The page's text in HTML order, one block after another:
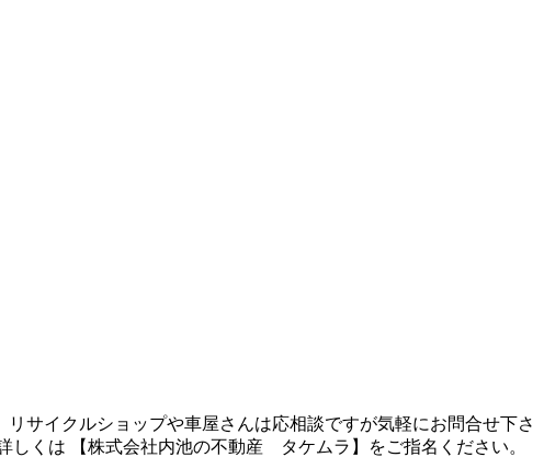
イクルショップや車屋さんは応相談ですが気軽にお問合せ下さ
くは 【株式会社内池の不動産 タケムラ】をご指名ください。